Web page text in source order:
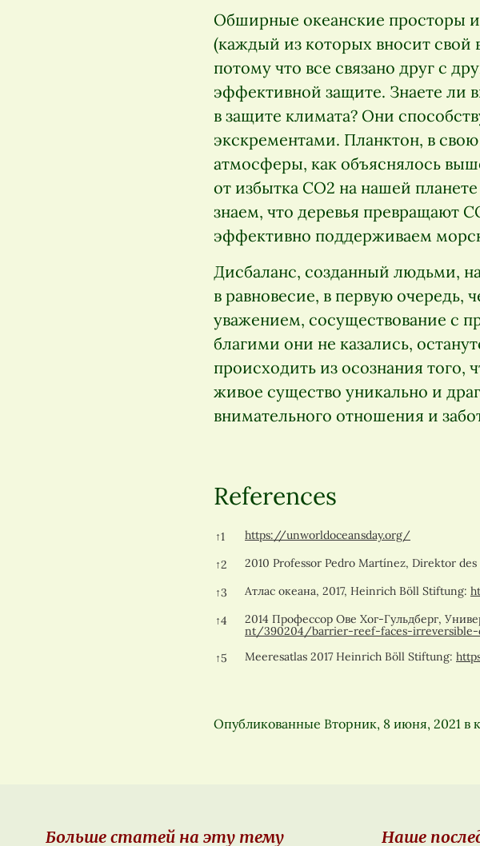
Обширные океанские просторы
(каждый из которых вносит свой
потому что все связано друг с
эффективной защите. Знаете ли
в защите климата? Они
экскрементами. Планктон, в
атмосферы, как объяснялось
от избытка CO2 на нашей
знаем, что деревья превращают
эффективно поддерживаем
Дисбаланс, созданный людьми,
в равновесие, в первую очередь,
уважением, сосуществование с
благими они не казались,
происходить из осознания того,
живое существо уникально и
внимательного отношения и
References
References
↑1 https://unworldoceansday.org/
↑2 2010 Professor Pedro Martínez, Direktor
↑3 Атлас океана, 2017, Heinrich Böll Stiftung:
↑4 2014 Профессор Ове Хог-Гульдберг,
nt/390204/barrier-reef-faces-irreversible-
↑5 Meeresatlas 2017 Heinrich Böll Stiftung:
Опубликованные Вторник, 8 июня, 2021 в
Больше статей на эту тему Наше